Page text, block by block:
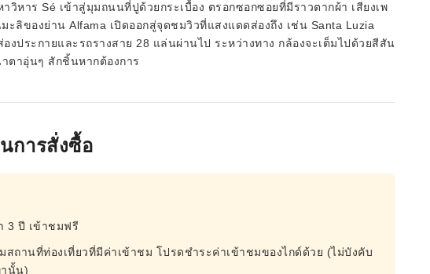
หาร Sé เข้าสู่มุมถนนที่ปูด้วยกระเบื้อง ตรอกซอกซอยที่มีราวตากผ้า เสียงเพ
ลิของย่าน Alfama เปิดออกสู่จุดชมวิวที่แสงแดดส่องถึง เช่น Santa Luzia
งประกายและรถรางสาย 28 แล่นผ่านไป ระหว่างทาง กล้องจะเต็มไปด้วยสีสัน
ตาอุ่นๆ สักชิ้นหากต้องการ
การสั่งซื้อ
3 ปี เข้าชมฟรี
สถานที่ท่องเที่ยวที่มีค่าเข้าชม โปรดชำระค่าเข้าชมของไกด์ด้วย (ไม่บังคับ
านั้น)